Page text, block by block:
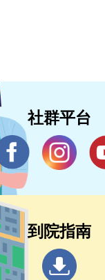
社群平台
到院指南